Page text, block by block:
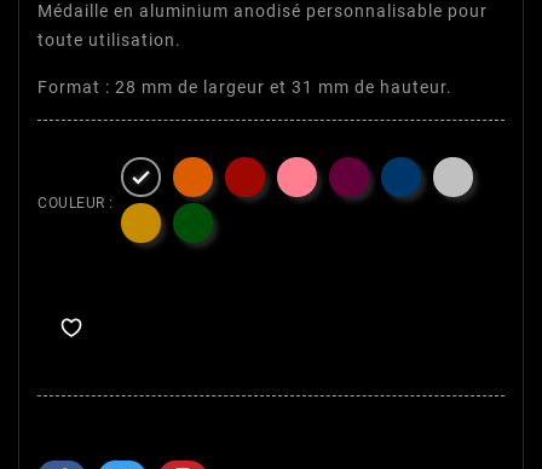
Médaille en aluminium anodisé personnalisable pour
toute utilisation.
Format : 28 mm de largeur et 31 mm de hauteur.
COULEUR :
